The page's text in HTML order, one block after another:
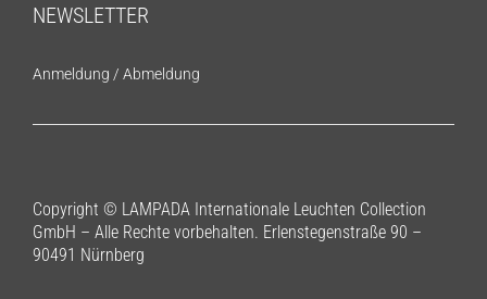
NEWSLETTER
Anmeldung / Abmeldung
Copyright © LAMPADA Internationale Leuchten Collection
GmbH – Alle Rechte vorbehalten. Erlenstegenstraße 90 –
90491 Nürnberg